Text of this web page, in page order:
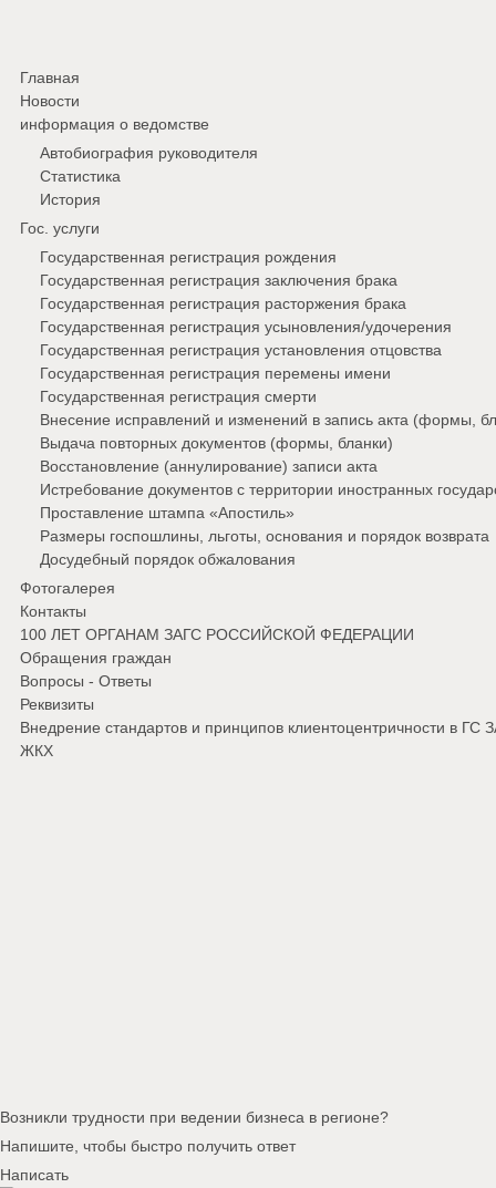
Главная
Новости
информация о ведомстве
Автобиография руководителя
Статистика
История
Гос. услуги
Государственная регистрация рождения
Государственная регистрация заключения брака
Государственная регистрация расторжения брака
Государственная регистрация усыновления/удочерения
Государственная регистрация установления отцовства
Государственная регистрация перемены имени
Государственная регистрация смерти
Внесение исправлений и изменений в запись акта (формы,
Выдача повторных документов (формы, бланки)
Восстановление (аннулирование) записи акта
Истребование документов с территории иностранных
Проставление штампа «Апостиль»
Размеры госпошлины, льготы, основания и порядок возврата
Досудебный порядок обжалования
Фотогалерея
Контакты
100 ЛЕТ ОРГАНАМ ЗАГС РОССИЙСКОЙ ФЕДЕРАЦИИ
Обращения граждан
Вопросы - Ответы
Реквизиты
Внедрение стандартов и принципов клиентоцентричности в ГС
ЖКХ
Возникли трудности при ведении бизнеса в регионе?
Напишите, чтобы быстро получить ответ
Написать